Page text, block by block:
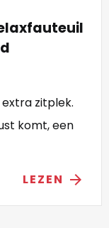
zitplek.
komt, een
LEZEN arrow_forward